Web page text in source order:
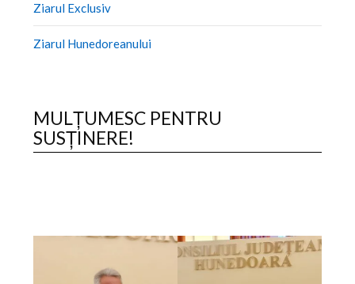
Ziarul Exclusiv
Ziarul Hunedoreanului
MULȚUMESC PENTRU
SUSȚINERE!